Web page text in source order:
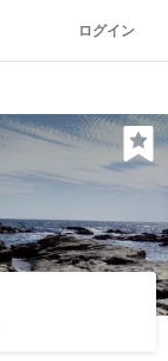
ログイン